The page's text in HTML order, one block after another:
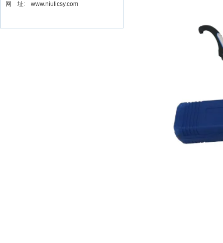
网 址: www.niulicsy.com